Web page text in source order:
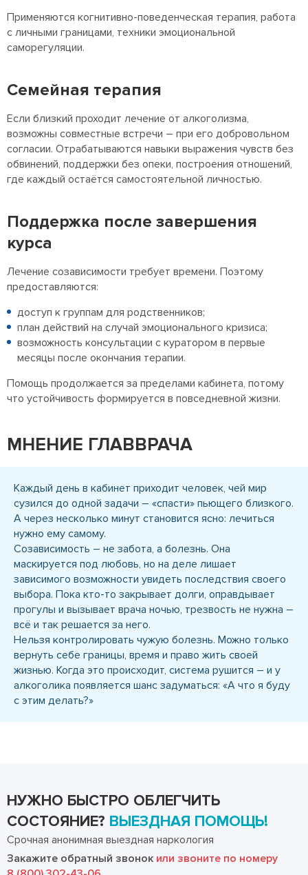
Применяются когнитивно-поведенческая терапия, работа
с личными границами, техники эмоциональной
саморегуляции.
Семейная терапия
Если близкий проходит лечение от алкоголизма,
возможны совместные встречи – при его добровольном
согласии. Отрабатываются навыки выражения чувств без
обвинений, поддержки без опеки, построения отношений,
где каждый остаётся самостоятельной личностью.
Поддержка после завершения
курса
Лечение созависимости требует времени. Поэтому
предоставляются:
доступ к группам для родственников;
план действий на случай эмоционального кризиса;
возможность консультации с куратором в первые
месяцы после окончания терапии.
Помощь продолжается за пределами кабинета, потому
что устойчивость формируется в повседневной жизни.
МНЕНИЕ ГЛАВВРАЧА
Каждый день в кабинет приходит человек, чей мир
сузился до одной задачи – «спасти» пьющего близкого.
А через несколько минут становится ясно: лечиться
нужно ему самому.
Созависимость – не забота, а болезнь. Она
маскируется под любовь, но на деле лишает
зависимого возможности увидеть последствия своего
выбора. Пока кто-то закрывает долги, оправдывает
прогулы и вызывает врача ночью, трезвость не нужна –
всё и так решается за него.
Нельзя контролировать чужую болезнь. Можно только
вернуть себе границы, время и право жить своей
жизнью. Когда это происходит, система рушится – и у
алкоголика появляется шанс задуматься: «А что я буду
с этим делать?»
НУЖНО БЫСТРО ОБЛЕГЧИТЬ
СОСТОЯНИЕ? ВЫЕЗДНАЯ ПОМОЩЬ!
Срочная анонимная выездная наркология
Закажите обратный звонок или звоните по номеру